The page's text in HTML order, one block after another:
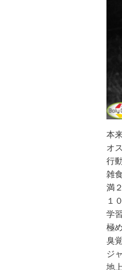
本
オ
行
雑
満
１
学
極
臭
ジ
地